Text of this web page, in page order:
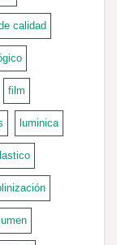
calidad
film
luminica